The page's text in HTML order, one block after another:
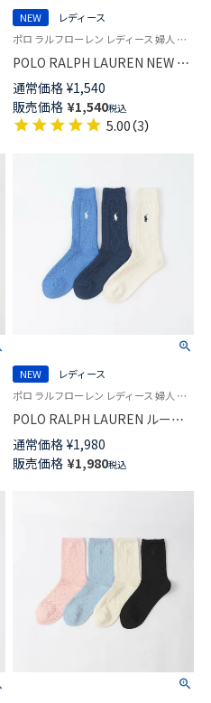
NEW
レディース
ポロ ラルフローレン レディース 婦人 女性 靴下 カジュアル 2026SS
POLO RALPH LAUREN NEW ST.
JAMES ボーダースニーカー丈
ソックス 03207830
通常価格 ¥1,540
販売価格 ¥1,540税込
5.00（3）
NEW
レディース
ポロ ラルフローレン レディース 婦人 女性 靴下 カジュアル 26SS
POLO RALPH LAUREN ルーズ
ケーブル クルー丈 ソックス
03207257
通常価格 ¥1,980
販売価格 ¥1,980税込